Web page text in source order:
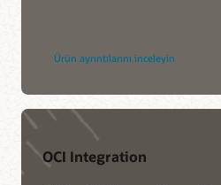
Ürün ayrıntılarını inceleyin
OCI Integration